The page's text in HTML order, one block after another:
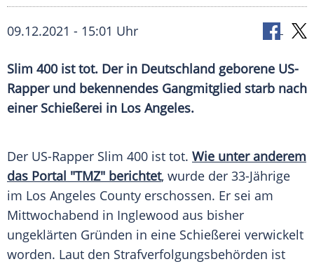
09.12.2021 - 15:01 Uhr
Slim 400 ist tot. Der in Deutschland geborene US-
Rapper und bekennendes Gangmitglied starb nach
einer Schießerei in Los Angeles.
Der US-Rapper Slim 400 ist tot. Wie unter anderem
das Portal "TMZ" berichtet, wurde der 33-Jährige
im Los Angeles County erschossen. Er sei am
Mittwochabend in Inglewood aus bisher
ungeklärten Gründen in eine Schießerei verwickelt
worden. Laut den Strafverfolgungsbehörden ist